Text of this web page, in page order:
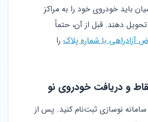
باید خودروی خود را به مراکز
دهند. قبل از آن، حتماً
آزادراهی با شماره پلاک را
و دریافت خودروی نو
سامانه نوسازی ثبت‌نام کنید. پس از